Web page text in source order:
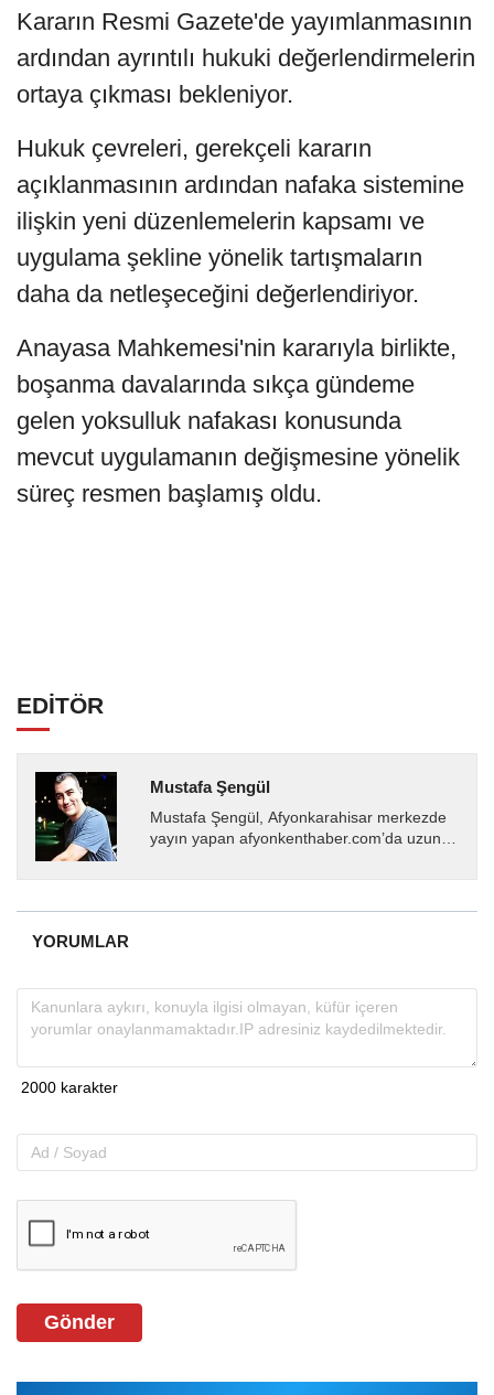
Kararın Resmi Gazete'de yayımlanmasının
ardından ayrıntılı hukuki değerlendirmelerin
ortaya çıkması bekleniyor.
Hukuk çevreleri, gerekçeli kararın
açıklanmasının ardından nafaka sistemine
ilişkin yeni düzenlemelerin kapsamı ve
uygulama şekline yönelik tartışmaların
daha da netleşeceğini değerlendiriyor.
Anayasa Mahkemesi'nin kararıyla birlikte,
boşanma davalarında sıkça gündeme
gelen yoksulluk nafakası konusunda
mevcut uygulamanın değişmesine yönelik
süreç resmen başlamış oldu.
EDİTÖR
Mustafa Şengül
Mustafa Şengül, Afyonkarahisar merkezde
yayın yapan afyonkenthaber.com’da uzun
almakta, haber akışı...
YORUMLAR
Gönder